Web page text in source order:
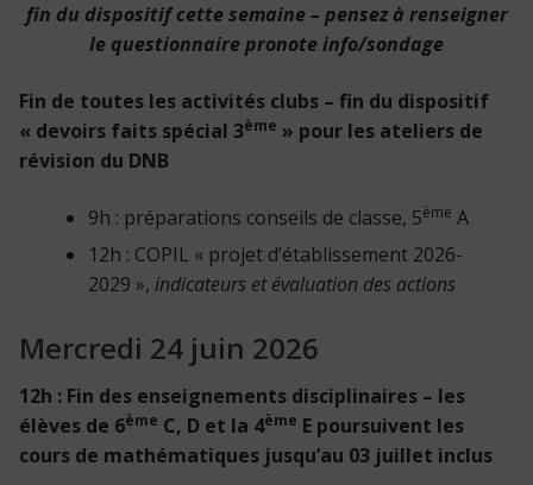
fin du dispositif cette semaine – pensez à renseigner
le questionnaire pronote info/sondage
Fin de toutes les activités clubs – fin du dispositif
« devoirs faits spécial 3ème » pour les ateliers de
révision du DNB
9h : préparations conseils de classe, 5ème A
12h : COPIL « projet d’établissement 2026-
2029 », indicateurs et évaluation des actions
Mercredi 24 juin 2026
12h : Fin des enseignements disciplinaires – les
élèves de 6ème C, D et la 4ème E poursuivent les
cours de mathématiques jusqu’au 03 juillet inclus